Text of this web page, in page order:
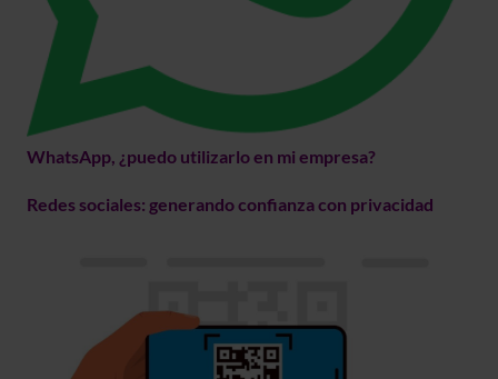
WhatsApp, ¿puedo utilizarlo en mi empresa?
Redes sociales: generando confianza con privacidad